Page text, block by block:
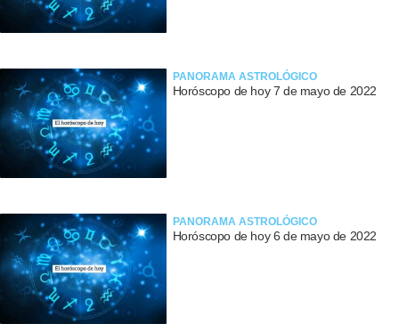
PANORAMA ASTROLÓGICO
Horóscopo de hoy 7 de mayo de 2022
PANORAMA ASTROLÓGICO
Horóscopo de hoy 6 de mayo de 2022